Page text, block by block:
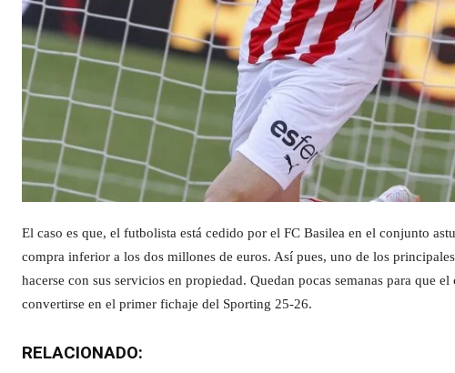
El caso es que, el futbolista está cedido por el FC Basilea en el conjunto
compra inferior a los dos millones de euros. Así pues, uno de los
hacerse con sus servicios en propiedad. Quedan pocas semanas para que
convertirse en el primer fichaje del Sporting 25-26.
RELACIONADO: